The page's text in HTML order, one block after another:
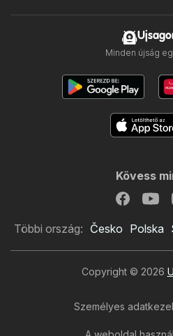
Minden újság
Kövess
Többi ország: Česko Polska
Copyright © 2026
Személyes